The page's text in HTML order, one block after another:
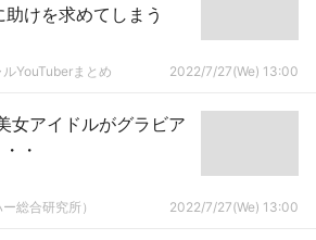
けを求めてしまう
YouTuberまとめ 2022/7/27(We) 13:00
女アイドルがグラビア
・
総合研究所） 2022/7/27(We) 13:00